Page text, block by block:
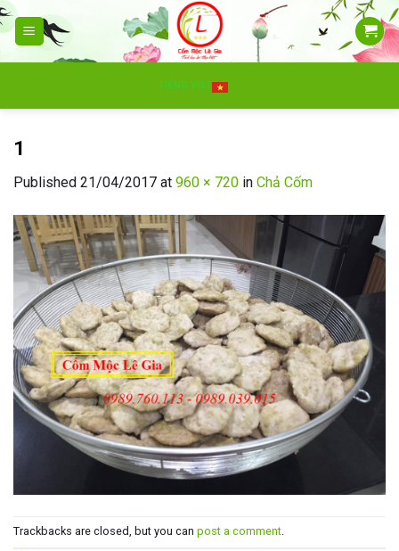
Skip
to
TIẾNG VIỆT
1
Published 21/04/2017 at 960 × 720 in Chả Cốm
Trackbacks are closed, but you can post a comment.